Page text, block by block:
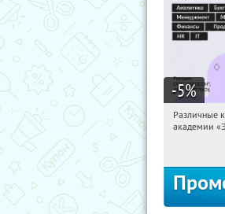
-5%
16:34:58
Различные
академии